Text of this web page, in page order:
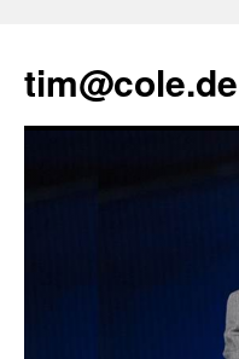
tim@cole.de